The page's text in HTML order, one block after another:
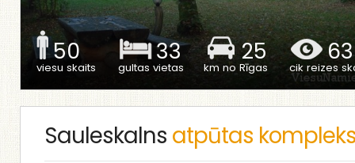
50
viesu skaits
33
gultas vietas
25
km no Rīgas cik reizes
Sauleskalns atpūtas